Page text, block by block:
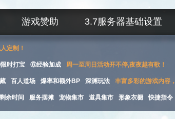
游戏赞助 3.7服务器基础设置
定制！
时打宝 ⑥经验加成 周一至周日活动开不停,夜夜越有歌！
百人道场 爆率和额外BP 深渊玩法 丰富多彩的游戏内容
余时间 服务摆摊 宠物集市 道具集市 形象衣橱 快捷指令